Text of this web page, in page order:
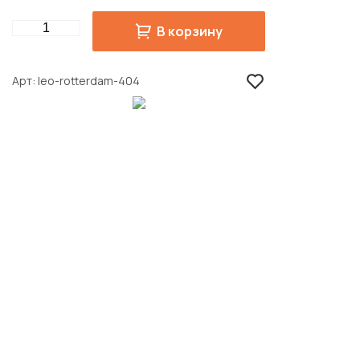
Quantity В корзину
Арт leo-rotterdam-404